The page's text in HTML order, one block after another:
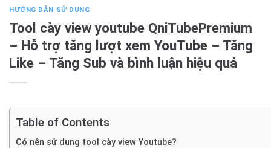
HƯỚNG DẪN SỬ DỤNG
Tool cày view youtube QniTubePremium
– Hỗ trợ tăng lượt xem YouTube – Tăng
Like – Tăng Sub và bình luận hiệu quả
Table of Contents
Có nên sử dụng tool cày view Youtube?